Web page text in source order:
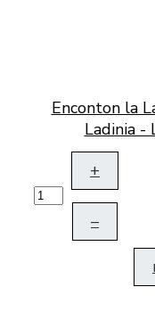
Enconton la
Ladinia -
+
–